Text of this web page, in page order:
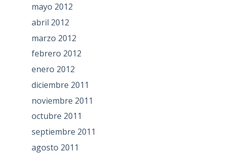
mayo 2012
abril 2012
marzo 2012
febrero 2012
enero 2012
diciembre 2011
noviembre 2011
octubre 2011
septiembre 2011
agosto 2011